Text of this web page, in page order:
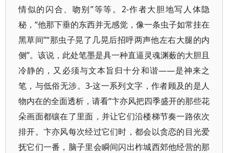
情似的闪合、吻别”等等。2-作者大胆地写人体隐
秘，“他那下垂的东西并无感觉，像一条虫子如常挂在
黑草间”“那虫子晃了几晃后招呼两声他左右大腿的内
侧”。该说，此处笔墨是具一种直逼灵魂渊薮的大胆且
冷静的，又必须与文本旨归十分和谐——是神来之
笔，与低俗无涉。3-这一系列文字，作者顾及的是人
物内在的全面透析，请看“卞亦风把四季盛开的那些花
朵画面都镶在了里面，并让它们沿楼梯节奏一路依次
排开。卞亦风每次经过它们时，都会以贪恋的目光爱
抚它们一番，脑子里会瞬间闪出柞城西郊他经营的那